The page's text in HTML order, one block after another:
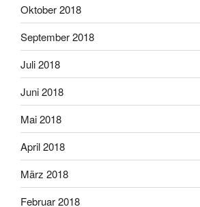
Oktober 2018
September 2018
Juli 2018
Juni 2018
Mai 2018
April 2018
März 2018
Februar 2018